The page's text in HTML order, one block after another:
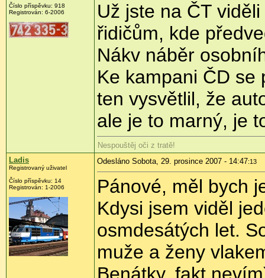
Číslo příspěvku: 918
Registrován: 6-2006
Už jste na ČT
řidičům, kde
Nákv náběr
Ke kampani ČD se
ten vysvětlil, že
ale je to marný, je
Nespouštěj oči z tratě!
Ladis
Registrovaný uživatel
Číslo příspěvku: 14
Registrován: 1-2006
Odesláno Sobota, 29. prosince 2007 - 14:47:13
Pánové, měl bych
Kdysi jsem viděl
osmdesátých let.
muže a ženy